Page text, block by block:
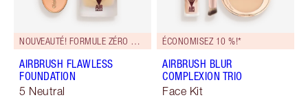
NOUVEAUTÉ! FORMULE ZÉRO DÉFAUT
AIRBRUSH FLAWLESS
FOUNDATION
5 Neutral
ÉCONOMISEZ 10 %!*
AIRBRUSH BLUR
COMPLEXION TRIO
Face Kit